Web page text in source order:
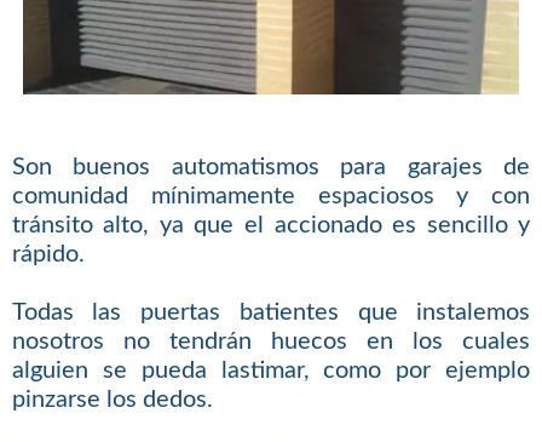
Son buenos automatismos para garajes de
comunidad mínimamente espaciosos y con
tránsito alto, ya que el accionado es sencillo y
rápido.
Todas las puertas batientes que instalemos
nosotros no tendrán huecos en los cuales
alguien se pueda lastimar, como por ejemplo
pinzarse los dedos.